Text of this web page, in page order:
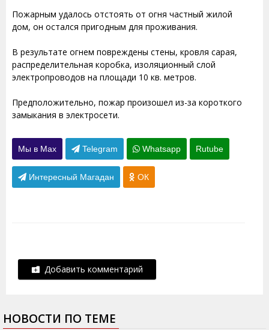
Пожарным удалось отстоять от огня частный жилой
дом, он остался пригодным для проживания.
В результате огнем повреждены стены, кровля сарая,
распределительная коробка, изоляционный слой
электропроводов на площади 10 кв. метров.
Предположительно, пожар произошел из-за короткого
замыкания в электросети.
Мы в Max Telegram Whatsapp Rutube
Интересный Магадан ОК
Добавить комментарий
НОВОСТИ ПО ТЕМЕ